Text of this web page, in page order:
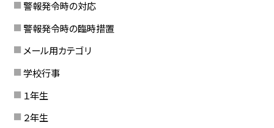
警報発令時の対応
警報発令時の臨時措置
メール用カテゴリ
学校行事
１年生
２年生